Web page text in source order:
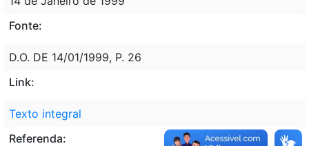
Fonte:
D.O. DE 14/01/1999, P. 26
Link:
Texto integral
Referenda: